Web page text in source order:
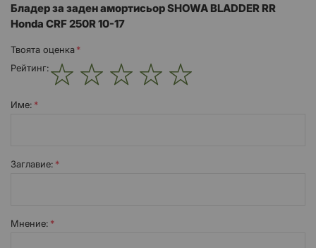
HONDA CRF 250 R 2010 EUROPE Rear
Бладер за заден амортисьор SHOWA BLADDER RR
Honda CRF 250R 10-17
Твоята оценка
Рейтинг:
Име:
Заглавиe:
Мнение: